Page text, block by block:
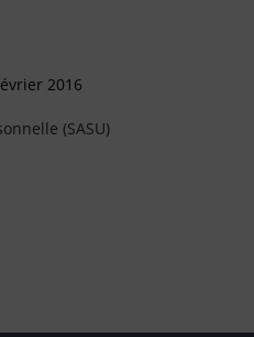
2016
(SASU)